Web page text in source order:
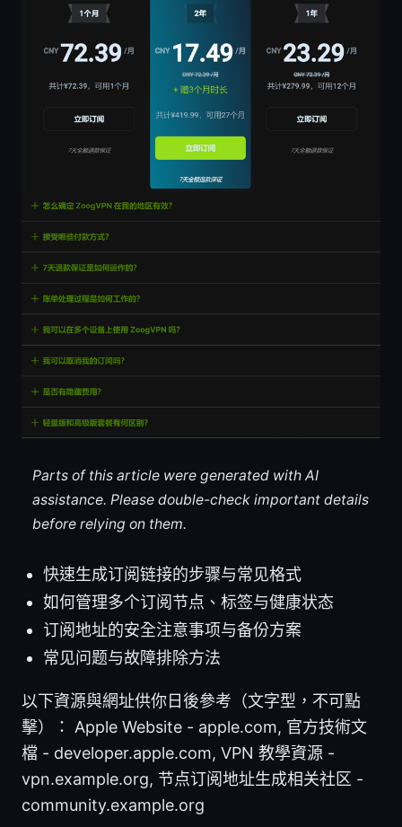
Parts of this article were generated with AI
assistance. Please double-check important details
before relying on them.
快速生成订阅链接的步骤与常见格式
如何管理多个订阅节点、标签与健康状态
订阅地址的安全注意事项与备份方案
常见问题与故障排除方法
以下資源與網址供你日後參考（文字型，不可點
擊）： Apple Website - apple.com, 官方技術文
檔 - developer.apple.com, VPN 教學資源 -
vpn.example.org, 节点订阅地址生成相关社区 -
community.example.org